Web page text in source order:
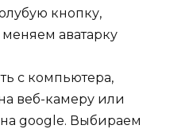
кнопку,
аватарку
с компьютера,
веб-камеру или
на google. Выбираем